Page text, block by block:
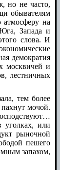
но не часто,
обывателям
на
Запада и
слова. И
демократия
москвичей и
лестничных
тем более
мочой.
уголках, или
рыночной
пешего
запахом,